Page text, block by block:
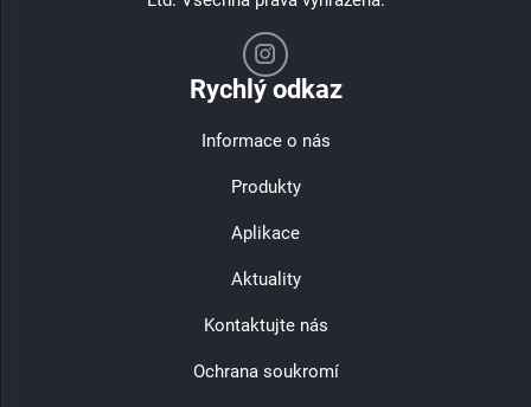
Rychlý odkaz
Informace o nás
Produkty
Aplikace
Aktuality
Kontaktujte nás
Ochrana soukromí